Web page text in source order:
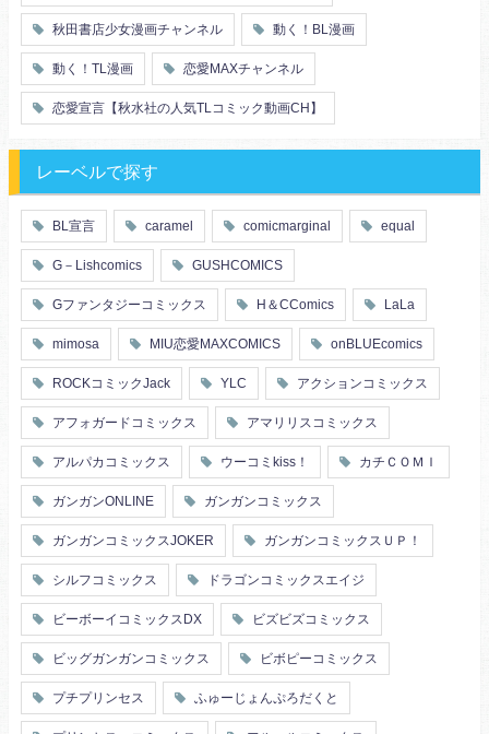
秋田書店少女漫画チャンネル 動く！BL漫画
動く！TL漫画 恋愛MAXチャンネル
恋愛宣言【秋水社の人気TLコミック動画CH】
レーベルで探す
BL宣言 caramel comicmarginal equal
G－Lishcomics GUSHCOMICS
Gファンタジーコミックス H＆CComics LaLa
mimosa MIU恋愛MAXCOMICS onBLUEcomics
ROCKコミックJack YLC アクションコミックス
アフォガードコミックス アマリリスコミックス
アルパカコミックス ウーコミkiss！ カチＣＯＭＩ
ガンガンONLINE ガンガンコミックス
ガンガンコミックスJOKER ガンガンコミックスＵＰ！
シルフコミックス ドラゴンコミックスエイジ
ビーボーイコミックスDX ビズビズコミックス
ビッグガンガンコミックス ビボピーコミックス
プチプリンセス ふゅーじょんぷろだくと